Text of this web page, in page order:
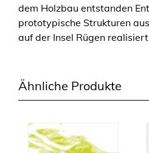
dem Holzbau entstanden
prototypische Strukturen
auf der Insel Rügen
Ähnliche Produkte